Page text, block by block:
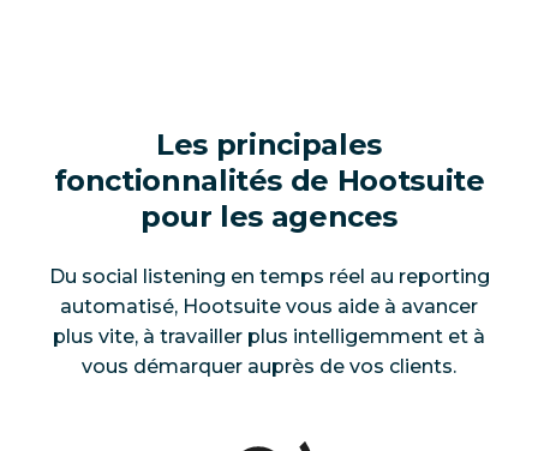
Les principales
fonctionnalités de Hootsuite
pour les agences
Du social listening en temps réel au reporting
automatisé, Hootsuite vous aide à avancer
plus vite, à travailler plus intelligemment et à
vous démarquer auprès de vos clients.